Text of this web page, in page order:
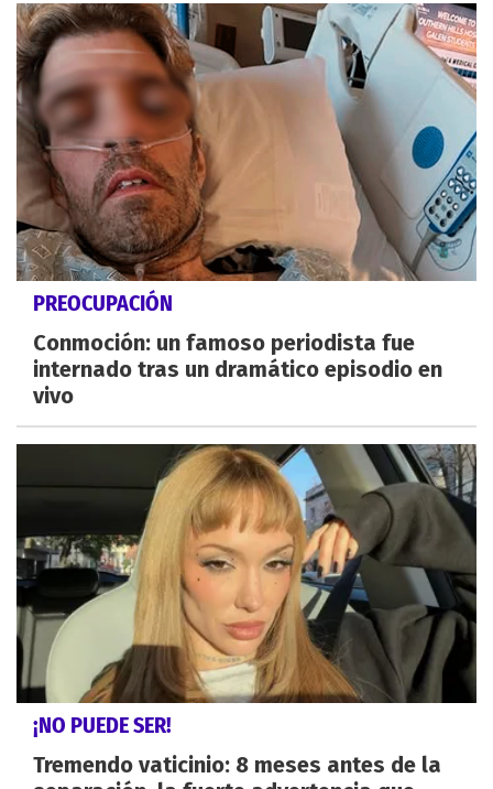
PREOCUPACIÓN
Conmoción: un famoso periodista fue
internado tras un dramático episodio en
vivo
¡NO PUEDE SER!
Tremendo vaticinio: 8 meses antes de la